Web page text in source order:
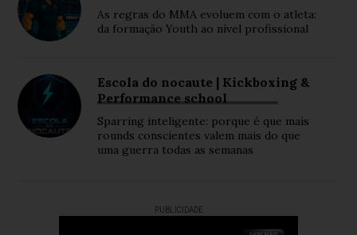
As regras do MMA evoluem com o atleta:
da formação Youth ao nível profissional
Escola do nocaute | Kickboxing &
Performance school
Sparring inteligente: porque é que mais
rounds conscientes valem mais do que
uma guerra todas as semanas
PUBLICIDADE